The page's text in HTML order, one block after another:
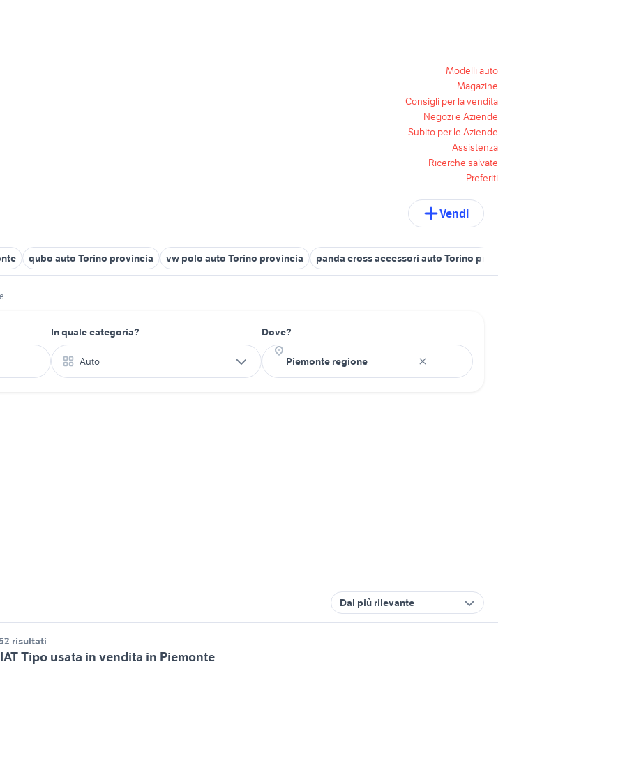
Modelli auto
Magazine
Consigli per la vendita
Negozi e Aziende
Subito per le Aziende
Assistenza
Ricerche salvate
Preferiti
Vendi
qubo auto Torino provincia vw polo auto Torino provincia panda cross accessori auto Torino provincia
In quale categoria?
Auto
Dove?
Dal più rilevante
risultati
Tipo usata in vendita in Piemonte